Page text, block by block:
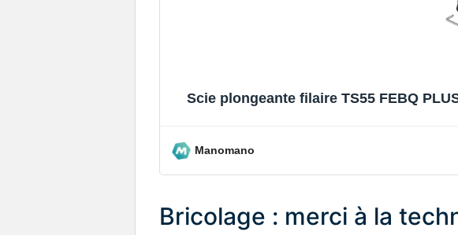
Scie plongeante filaire TS55 FEBQ
Manomano
Bricolage : merci à la